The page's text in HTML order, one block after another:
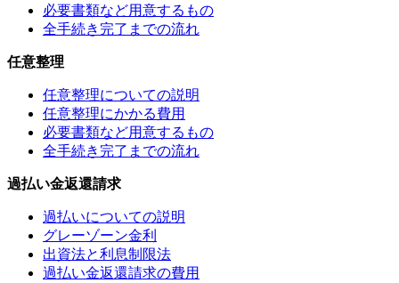
必要書類など用意するもの
全手続き完了までの流れ
任意整理
任意整理についての説明
任意整理にかかる費用
必要書類など用意するもの
全手続き完了までの流れ
過払い金返還請求
過払いについての説明
グレーゾーン金利
出資法と利息制限法
過払い金返還請求の費用